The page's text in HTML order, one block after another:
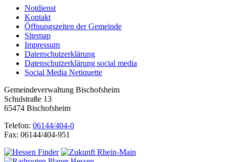
Notdienst
Kontakt
Öffnungszeiten der Gemeinde
Sitemap
Impressum
Datenschutzerklärung
Datenschutzerklärung social media
Social Media Netiquette
Gemeindeverwaltung Bischofsheim
Schulstraße 13
65474 Bischofsheim
Telefon: 06144/404-0
Fax: 06144/404-951